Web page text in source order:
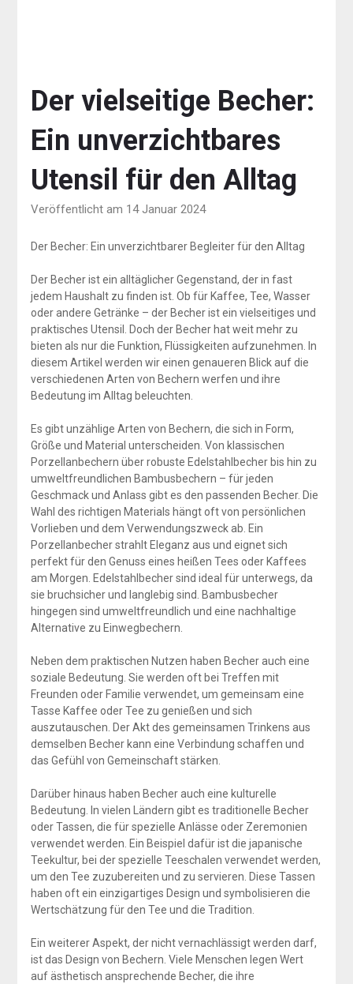
Der vielseitige Becher:
Ein unverzichtbares
Utensil für den Alltag
Veröffentlicht am 14 Januar 2024
Der Becher: Ein unverzichtbarer Begleiter für den Alltag
Der Becher ist ein alltäglicher Gegenstand, der in fast
jedem Haushalt zu finden ist. Ob für Kaffee, Tee, Wasser
oder andere Getränke – der Becher ist ein vielseitiges und
praktisches Utensil. Doch der Becher hat weit mehr zu
bieten als nur die Funktion, Flüssigkeiten aufzunehmen. In
diesem Artikel werden wir einen genaueren Blick auf die
verschiedenen Arten von Bechern werfen und ihre
Bedeutung im Alltag beleuchten.
Es gibt unzählige Arten von Bechern, die sich in Form,
Größe und Material unterscheiden. Von klassischen
Porzellanbechern über robuste Edelstahlbecher bis hin zu
umweltfreundlichen Bambusbechern – für jeden
Geschmack und Anlass gibt es den passenden Becher. Die
Wahl des richtigen Materials hängt oft von persönlichen
Vorlieben und dem Verwendungszweck ab. Ein
Porzellanbecher strahlt Eleganz aus und eignet sich
perfekt für den Genuss eines heißen Tees oder Kaffees
am Morgen. Edelstahlbecher sind ideal für unterwegs, da
sie bruchsicher und langlebig sind. Bambusbecher
hingegen sind umweltfreundlich und eine nachhaltige
Alternative zu Einwegbechern.
Neben dem praktischen Nutzen haben Becher auch eine
soziale Bedeutung. Sie werden oft bei Treffen mit
Freunden oder Familie verwendet, um gemeinsam eine
Tasse Kaffee oder Tee zu genießen und sich
auszutauschen. Der Akt des gemeinsamen Trinkens aus
demselben Becher kann eine Verbindung schaffen und
das Gefühl von Gemeinschaft stärken.
Darüber hinaus haben Becher auch eine kulturelle
Bedeutung. In vielen Ländern gibt es traditionelle Becher
oder Tassen, die für spezielle Anlässe oder Zeremonien
verwendet werden. Ein Beispiel dafür ist die japanische
Teekultur, bei der spezielle Teeschalen verwendet werden,
um den Tee zuzubereiten und zu servieren. Diese Tassen
haben oft ein einzigartiges Design und symbolisieren die
Wertschätzung für den Tee und die Tradition.
Ein weiterer Aspekt, der nicht vernachlässigt werden darf,
ist das Design von Bechern. Viele Menschen legen Wert
auf ästhetisch ansprechende Becher, die ihre